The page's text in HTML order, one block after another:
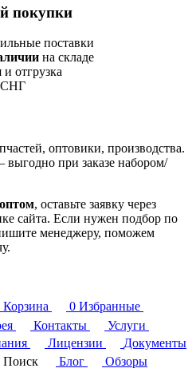
покупки
поставки
на складе
отгрузка
СНГ
оптовики, производства.
при заказе набором/
, оставьте заявку через
сайта. Если нужен подбор по
менеджеру, поможем
Корзина 0 Избранные
Контакты
Услуги
Лицензии
Документы
Поиск Блог
Обзоры